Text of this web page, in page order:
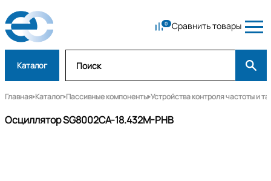
Сравнить товары
Каталог
Главная Каталог Пассивные компоненты Устройства контроля частоты и
Осциллятор SG8002CA-18.432M-PHB